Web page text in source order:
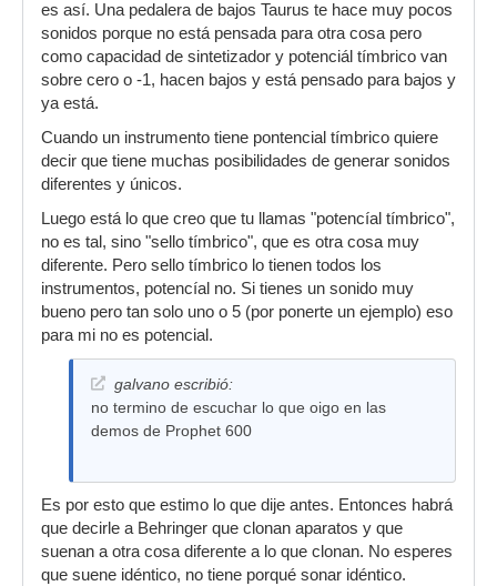
es así. Una pedalera de bajos Taurus te hace muy pocos
sonidos porque no está pensada para otra cosa pero
como capacidad de sintetizador y potenciál tímbrico van
sobre cero o -1, hacen bajos y está pensado para bajos y
ya está.
Cuando un instrumento tiene pontencial tímbrico quiere
decir que tiene muchas posibilidades de generar sonidos
diferentes y únicos.
Luego está lo que creo que tu llamas "potencíal tímbrico",
no es tal, sino "sello tímbrico", que es otra cosa muy
diferente. Pero sello tímbrico lo tienen todos los
instrumentos, potencíal no. Si tienes un sonido muy
bueno pero tan solo uno o 5 (por ponerte un ejemplo) eso
para mi no es potencial.
galvano escribió:
no termino de escuchar lo que oigo en las
demos de Prophet 600
Es por esto que estimo lo que dije antes. Entonces habrá
que decirle a Behringer que clonan aparatos y que
suenan a otra cosa diferente a lo que clonan. No esperes
que suene idéntico, no tiene porqué sonar idéntico.